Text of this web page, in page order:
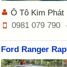
Ô Tô Kim Phát
0981 079 790
Ford Ranger